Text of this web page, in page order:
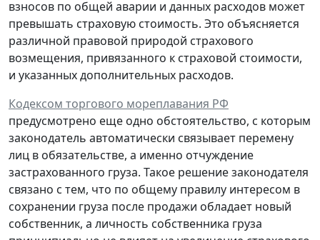
взносов по общей аварии и данных расходов может
превышать страховую стоимость. Это объясняется
различной правовой природой страхового
возмещения, привязанного к страховой стоимости,
и указанных дополнительных расходов.
Кодексом торгового мореплавания РФ
предусмотрено еще одно обстоятельство, с которым
законодатель автоматически связывает перемену
лиц в обязательстве, а именно отчуждение
застрахованного груза. Такое решение законодателя
связано с тем, что по общему правилу интересом в
сохранении груза после продажи обладает новый
собственник, а личность собственника груза